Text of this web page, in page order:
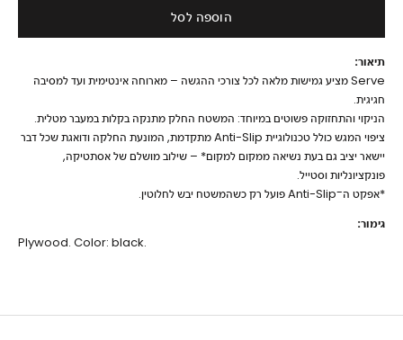
הוספה לסל
תיאור:
Serve מציע גמישות מלאה לכל צורכי ההגשה – מארוחה אינטימית ועד למסיבה
חגיגית.
הניקוי והתחזוקה פשוטים במיוחד: המשטח החלק מתנקה בקלות במעבר מטלית.
ציפוי המגש כולל טכנולוגיית Anti-Slip מתקדמת, המונעת החלקה ודואגת שכל דבר
יישאר יציב גם בעת נשיאה ממקום למקום* – שילוב מושלם של אסתטיקה,
פונקציונליות וסטייל.
*אפקט ה־Anti-Slip פועל רק כשהמשטח יבש לחלוטין.
גימור:
Plywood. Color: black.